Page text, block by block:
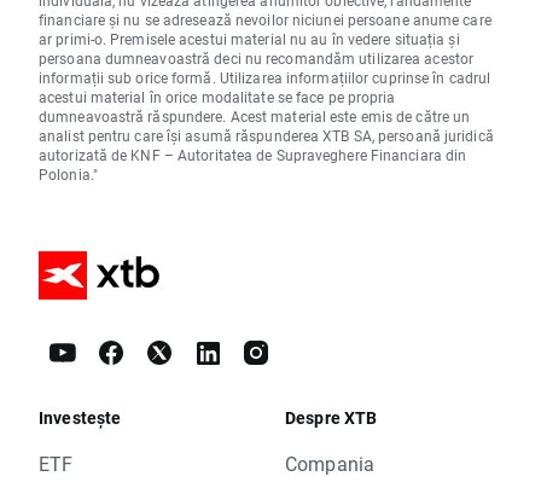
financiare și nu se adresează nevoilor niciunei persoane anume care
ar primi-o. Premisele acestui material nu au în vedere situația și
persoana dumneavoastră deci nu recomandăm utilizarea acestor
informații sub orice formă. Utilizarea informațiilor cuprinse în cadrul
acestui material în orice modalitate se face pe propria
dumneavoastră răspundere. Acest material este emis de către un
analist pentru care își asumă răspunderea XTB SA, persoană juridică
autorizată de KNF – Autoritatea de Supraveghere Financiara din
Polonia."
Investește
ETF
Despre XTB
Compania